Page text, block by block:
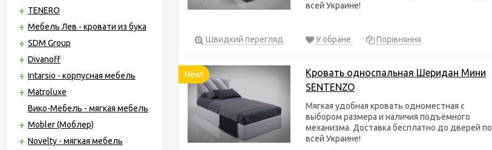
TENERO
Мебель Лев - кровати из бука
SDM Group
Divanoff
Intarsio - корпусная мебель
Matroluxe
Вико-Мебель - мягкая мебель
Mobler (Моблер)
Novelty - мягкая мебель
всей Украине!
Швидкий перегляд У обране Порівняння
New!
Кровать односпальная Шеридан Мини
SENTENZO
Мягкая удобная кровать одноместная с
выбором размера и наличия подъёмного
механизма. Доставка бесплатно до дверей по
всей Украине!